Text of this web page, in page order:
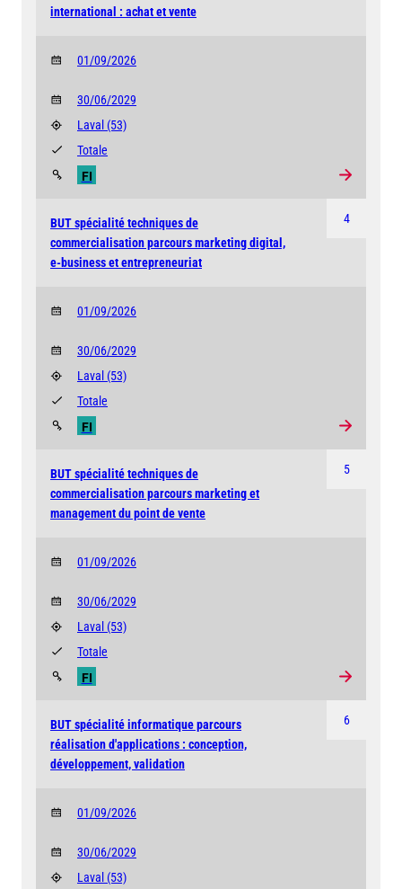
international : achat et vente
01/09/2026
30/06/2029
Laval (53)
FI
Totale
4
BUT spécialité techniques de
commercialisation parcours marketing digital,
e-business et entrepreneuriat
01/09/2026
30/06/2029
Laval (53)
FI
Totale
5
BUT spécialité techniques de
commercialisation parcours marketing et
management du point de vente
01/09/2026
30/06/2029
Laval (53)
FI
Totale
6
BUT spécialité informatique parcours
réalisation d'applications : conception,
développement, validation
01/09/2026
30/06/2029
Laval (53)